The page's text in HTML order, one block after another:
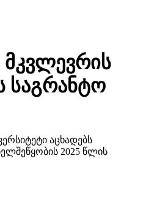
საგრანტო
აცხადებს
2025 წლის